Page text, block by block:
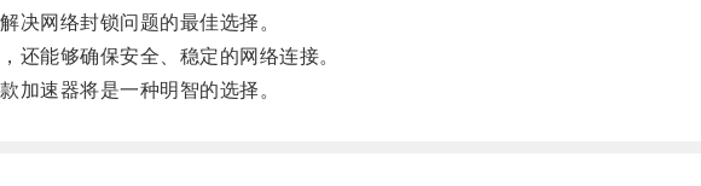
网络封锁问题的最佳选择。
能够确保安全、稳定的网络连接。
速器将是一种明智的选择。